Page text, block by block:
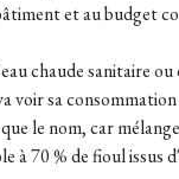
et au budget
chaude sanitaire
sa
le nom, car
70 % de fioul issus